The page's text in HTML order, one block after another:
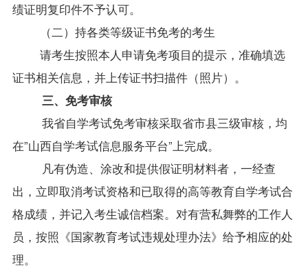
绩证明复印件不予认可。
（二）持各类等级证书免考的考生
请考生按照本人申请免考项目的提示，准确填选
证书相关信息，并上传证书扫描件（照片）。
三、免考审核
我省自学考试免考审核采取省市县三级审核，均
在”山西自学考试信息服务平台”上完成。
凡有伪造、涂改和提供假证明材料者，一经查
出，立即取消考试资格和已取得的高等教育自学考试合
格成绩，并记入考生诚信档案。对有营私舞弊的工作人
员，按照《国家教育考试违规处理办法》给予相应的处
理。